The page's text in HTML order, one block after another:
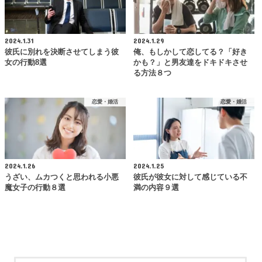
2024.1.31
彼氏に別れを決断させてしまう彼
女の行動8選
2024.1.29
俺、もしかして恋してる？「好き
かも？」と男友達をドキドキさせ
る方法８つ
恋愛・婚活
2024.1.26
うざい、ムカつくと思われる小悪
魔女子の行動８選
恋愛・婚活
2024.1.25
彼氏が彼女に対して感じている不
満の内容９選